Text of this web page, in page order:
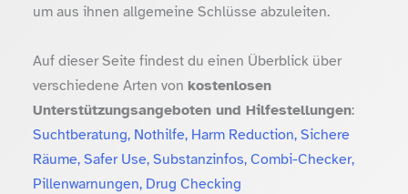
um aus ihnen allgemeine Schlüsse abzuleiten.
Auf dieser Seite findest du einen Überblick über
verschiedene Arten von kostenlosen
Unterstützungsangeboten und Hilfestellungen:
Suchtberatung, Nothilfe, Harm Reduction, Sichere
Räume, Safer Use, Substanzinfos, Combi-Checker,
Pillenwarnungen, Drug Checking